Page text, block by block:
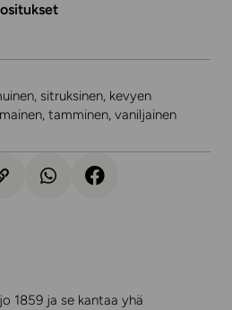
sitruksinen, kevyen
tamminen, vaniljainen
1859 ja se kantaa yhä